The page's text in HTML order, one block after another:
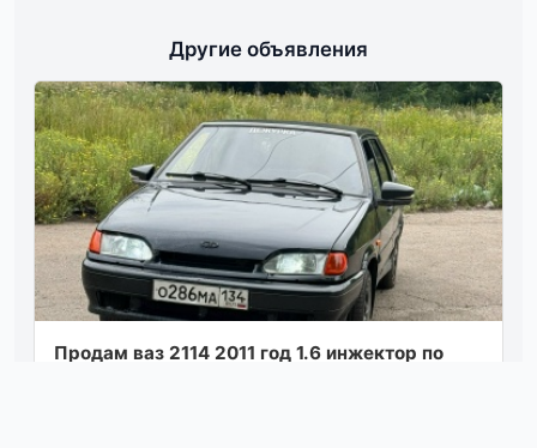
Другие объявления
Продам ваз 2114 2011 год 1.6 инжектор по